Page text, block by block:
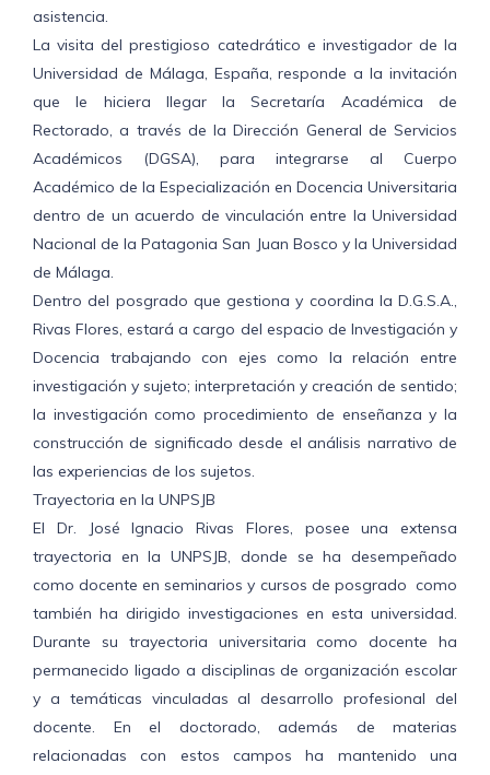
asistencia.
La visita del prestigioso catedrático e investigador de la
Universidad de Málaga, España, responde a la invitación
que le hiciera llegar la Secretaría Académica de
Rectorado, a través de la Dirección General de Servicios
Académicos (DGSA), para integrarse al Cuerpo
Académico de la Especialización en Docencia Universitaria
dentro de un acuerdo de vinculación entre la Universidad
Nacional de la Patagonia San Juan Bosco y la Universidad
de Málaga.
Dentro del posgrado que gestiona y coordina la D.G.S.A.,
Rivas Flores, estará a cargo del espacio de Investigación y
Docencia trabajando con ejes como la relación entre
investigación y sujeto; interpretación y creación de sentido;
la investigación como procedimiento de enseñanza y la
construcción de significado desde el análisis narrativo de
las experiencias de los sujetos.
Trayectoria en la UNPSJB
El Dr. José Ignacio Rivas Flores, posee una extensa
trayectoria en la UNPSJB, donde se ha desempeñado
como docente en seminarios y cursos de posgrado como
también ha dirigido investigaciones en esta universidad.
Durante su trayectoria universitaria como docente ha
permanecido ligado a disciplinas de organización escolar
y a temáticas vinculadas al desarrollo profesional del
docente. En el doctorado, además de materias
relacionadas con estos campos ha mantenido una